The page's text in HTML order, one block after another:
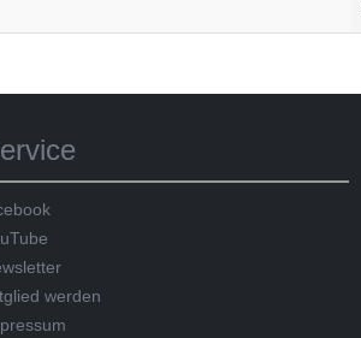
werden